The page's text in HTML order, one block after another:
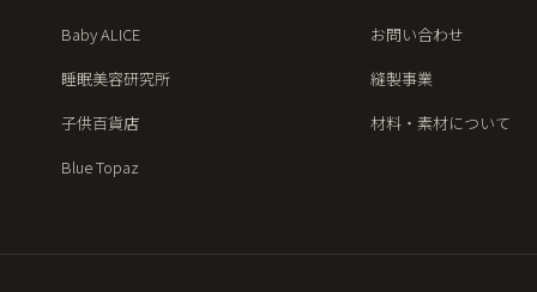
Baby ALICE
睡眠美容研究所
子供百貨店
Blue Topaz
お問い合わせ
縫製事業
材料・素材について